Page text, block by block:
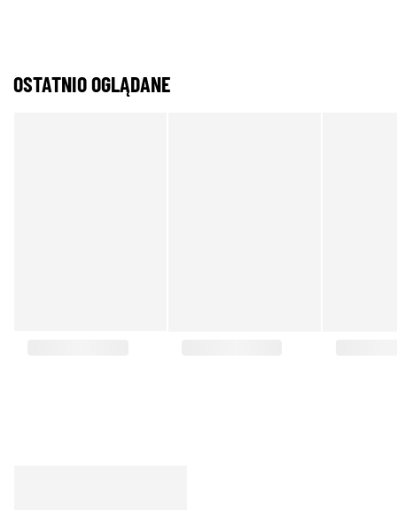
OSTATNIO OGLĄDANE